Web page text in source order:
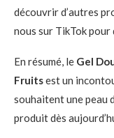
découvrir d’autres
nous sur TikTok
En résumé, le Gel
Fruitsest un
souhaitent une peau
produit dès